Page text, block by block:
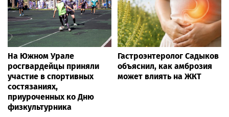
На Южном Урале
росгвардейцы приняли
участие в спортивных
состязаниях,
приуроченных ко Дню
физкультурника
Гастроэнтеролог Садыков
объяснил, как амброзия
может влиять на ЖКТ